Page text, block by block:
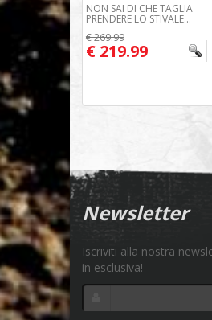
NON SAI DI CHE TAGLIA
PRENDERE LO STIVALE...
€ 269.99
€ 219.99
Newsletter
Iscriviti alla nostra
in esclusiva!